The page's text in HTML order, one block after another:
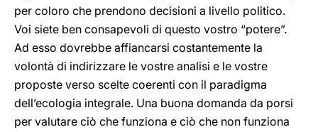
per coloro che prendono decisioni a livello politico.
Voi siete ben consapevoli di questo vostro “potere”.
Ad esso dovrebbe affiancarsi costantemente la
volontà di indirizzare le vostre analisi e le vostre
proposte verso scelte coerenti con il paradigma
dell’ecologia integrale. Una buona domanda da porsi
per valutare ciò che funziona e ciò che non funziona